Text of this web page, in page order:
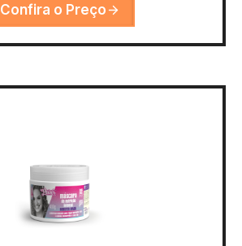
Confira o Preço